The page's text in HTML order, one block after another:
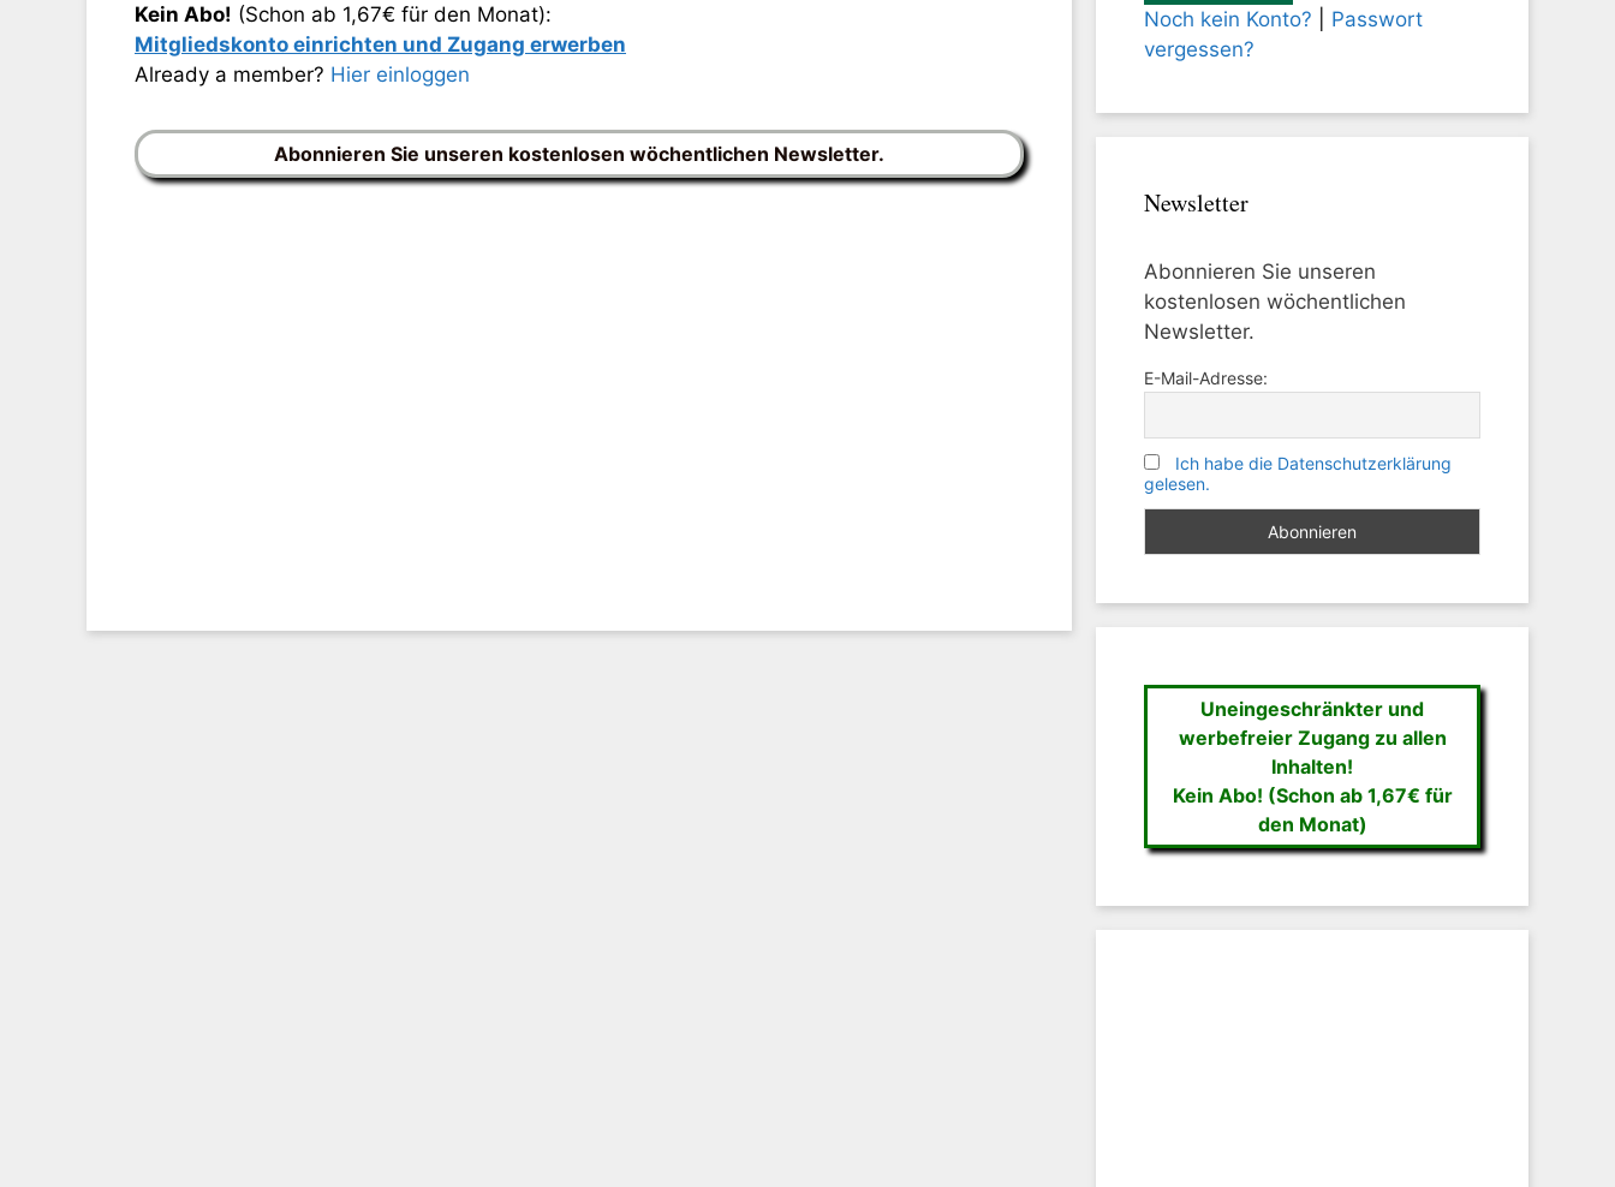
Kein Abo! (Schon ab 1,67€ für den Monat):
Mitgliedskonto einrichten und Zugang erwerben
Already a member? Hier einloggen
Abonnieren Sie unseren kostenlosen wöchentlichen Newsletter.
Noch kein Konto?
Passwort
vergessen?
Newsletter
Abonnieren Sie unseren
kostenlosen wöchentlichen
Newsletter.
E-Mail-Adresse:
Ich habe die Datenschutzerklärung
gelesen.
Uneingeschränkter und
werbefreier Zugang zu allen
Inhalten!
Kein Abo! (Schon ab 1,67€ für
den Monat)